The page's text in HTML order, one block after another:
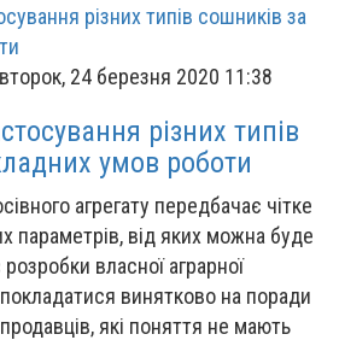
24 березня 2020 11:38
різних типів
умов роботи
агрегату передбачає чітке
параметрів, від яких можна буде
власної аграрної
покладатися винятково на поради
які поняття не мають